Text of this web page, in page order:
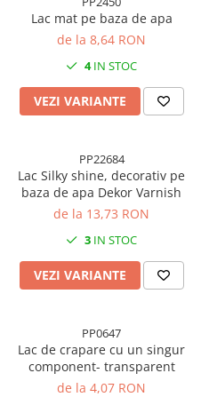
Lac mat pe baza de apa
de la 8,64 RON
4IN STOC
VEZI VARIANTE
PP22684
Lac Silky shine, decorativ pe
baza de apa Dekor Varnish
de la 13,73 RON
3 IN STOC
VEZI VARIANTE
PP0647
Lac de crapare cu un singur
component- transparent
de la 4,07 RON